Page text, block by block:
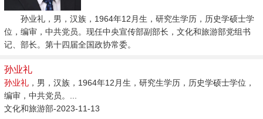
孙业礼，男，汉族，1964年12月生，研究生学历，历史学硕士学
位，编审，中共党员。现任中央宣传部副部长，文化和旅游部党组书
记、部长。第十四届全国政协常委。
孙业礼
孙业礼 ，男，汉族，1964年12月生，研究生学历，历史学硕士学位，
编审，中共党员。...
文化和旅游部-2023-11-13